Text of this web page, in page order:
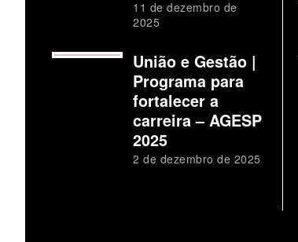
11 de dezembro de
2025
União e Gestão |
Programa para
fortalecer a
carreira – AGESP
2025
2 de dezembro de 2025